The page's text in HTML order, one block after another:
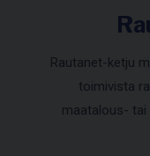
Rautanet-ketju
toimivista
maatalous- tai